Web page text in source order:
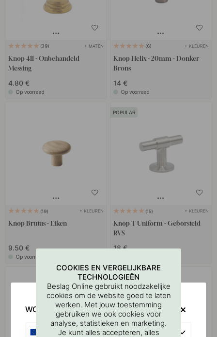
39 + MATEN
Knop 411 - Onbehandeld
Messing
4.80 €
Op voorraad
6 + KLEUREN
Knop Helix - 20mm - Donker
Brons
14 €
Op voorraad
19 + KLEUREN
Knop Brutus - Eiken
9.50 €
Op voorraad
POPULAR
15 + KLEUREN
Knop T Uniform - Geborsteld
RVS
18 €
COOKIES EN VERGELIJKBARE
TECHNOLOGIEËN
Beslag Online gebruikt noodzakelijke
cookies om de website goed te laten
werken. Met jouw toestemming
gebruiken we ook cookies voor
analyse, statistieken en marketing.
Je kunt alles accepteren, alles
WOULD YOU RATHER VISIT?